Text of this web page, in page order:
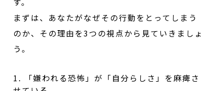
まずは、あなたがなぜその行動をとってしまう
のか、その理由を3つの視点から見ていきましょ
う。
1. 「嫌われる恐怖」が「自分らしさ」を麻痺さ